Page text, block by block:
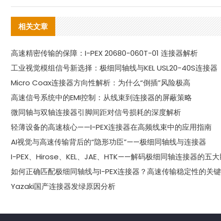
相关文章
高速精密传输的保障：I-PEX 20680-060T-01 连接器解析
工业视觉模组信号新选择：极细同轴线与KEL USL20-40S连接器
Micro Coax连接器方向性解析：为什么“倒插”风险极高
高速信号系统中的EMI控制：从线束到连接器的屏蔽策略
微同轴与双轴连接器引脚间距对信号损耗的深度解析
轻薄设备的高速核心——I-PEX连接器在高频线束中的应用指南
AI视觉与高速传输背后的“隐形功臣”——极细同轴线与连接器
I-PEX、Hirose、KEL、JAE、HTK——解码极细同轴连接器的五
如何正确匹配极细同轴线与I-PEX连接器？高速传输稳定性的关
Yazaki国产连接器发绿原因分析